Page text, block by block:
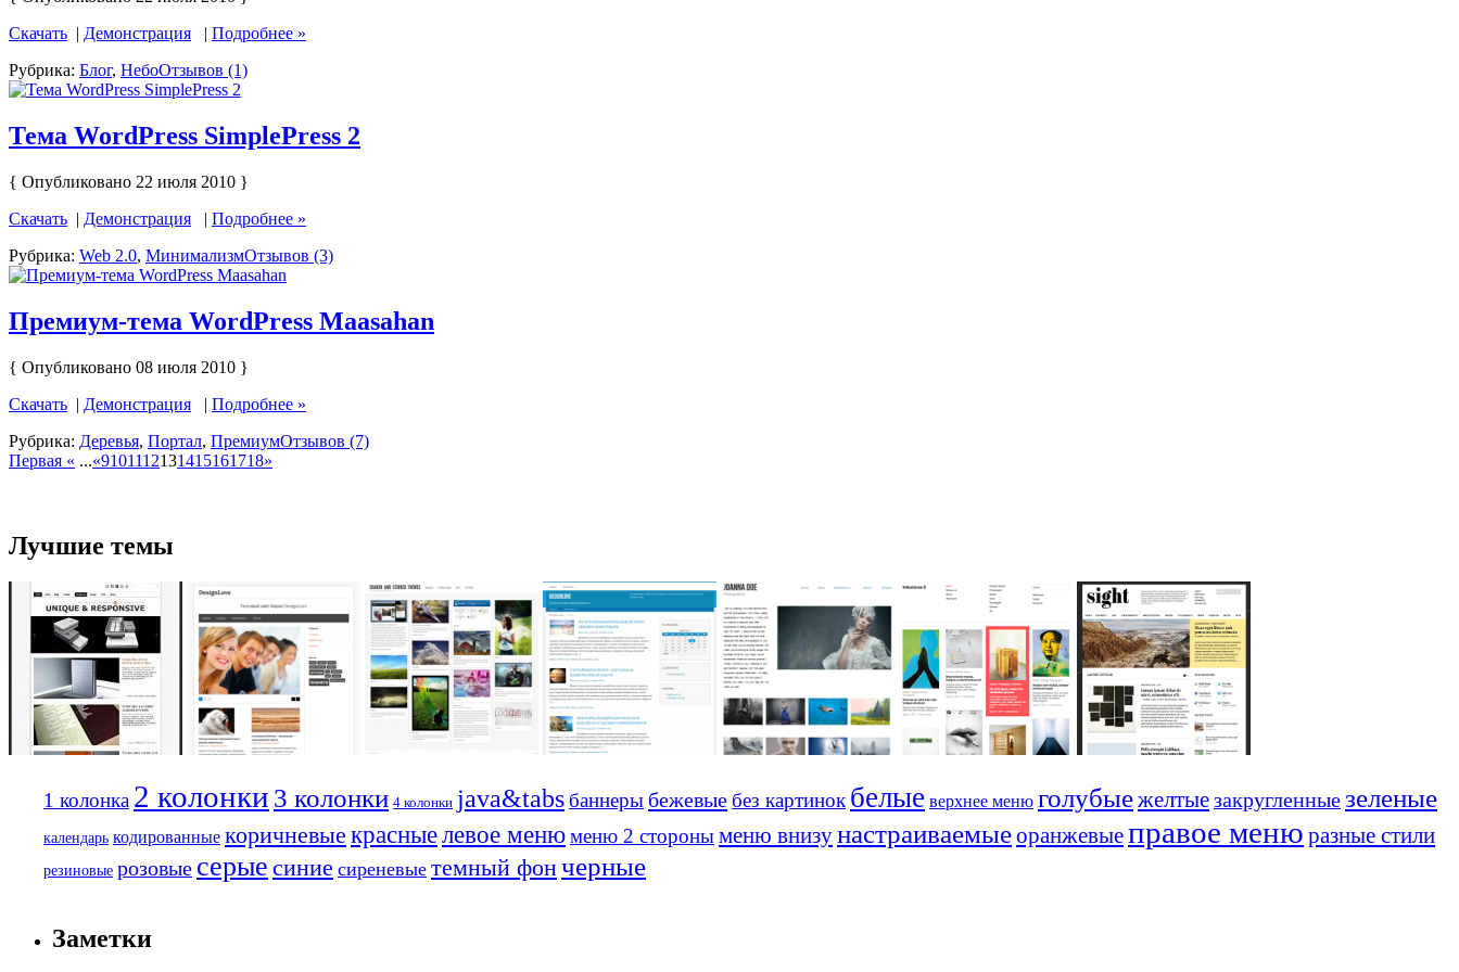
Скачать | Демонстрация | Подробнее »
Рубрика: Блог, НебоОтзывов (1)
Тема WordPress SimplePress 2
{ Опубликовано 22 июля 2010 }
Скачать | Демонстрация | Подробнее »
Рубрика: Web 2.0, МинимализмОтзывов (3)
Премиум-тема WordPress Maasahan
{ Опубликовано 08 июля 2010 }
Скачать | Демонстрация | Подробнее »
Рубрика: Деревья, Портал, ПремиумОтзывов (7)
Первая « ...«9101112131415161718»
Лучшие темы
1 колонка 2 колонки 3 колонки 4 колонки java&tabsбаннеры бежевыебез картинок белые верхнее меню голубыежелтыезакругленныезеленые
календарь кодированные коричневые красныелевое менюменю 2 стороныменю внизунастраиваемыеоранжевыеправое меню разные стили
резиновые розовые серые синие сиреневые темный фончерные
Заметки